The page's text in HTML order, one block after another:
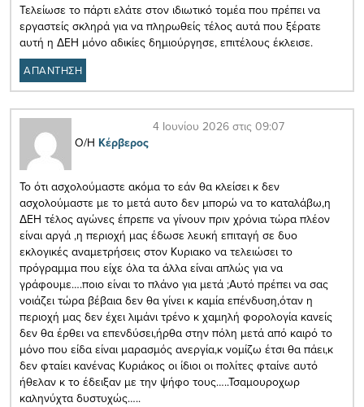
Τελείωσε το πάρτι ελάτε στον ιδιωτικό τομέα που πρέπει να
εργαστείς σκληρά για να πληρωθείς τέλος αυτά που ξέρατε
αυτή η ΔΕΗ μόνο αδικίες δημιούργησε, επιτέλους έκλεισε.
ΑΠΑΝΤΗΣΗ
Ο/Η Κέρβερος
4 Ιουνίου 2026 στις 09:07
Το ότι ασχολούμαστε ακόμα το εάν θα κλείσει κ δεν
ασχολούμαστε με το μετά αυτο δεν μπορώ να το καταλάβω,η
ΔΕΗ τέλος αγώνες έπρεπε να γίνουν πριν χρόνια τώρα πλέον
είναι αργά ,η περιοχή μας έδωσε λευκή επιταγή σε δυο
εκλογικές αναμετρήσεις στον Κυριακο να τελειώσει το
πρόγραμμα που είχε όλα τα άλλα είναι απλώς για να
γράφουμε….ποιο είναι το πλάνο για μετά ;Αυτό πρέπει να σας
νοιάζει τώρα βέβαια δεν θα γίνει κ καμία επένδυση,όταν η
περιοχή μας δεν έχει λιμάνι τρένο κ χαμηλή φορολογία κανείς
δεν θα έρθει να επενδύσει,ήρθα στην πόλη μετά από καιρό το
μόνο που είδα είναι μαρασμός ανεργία,κ νομίζω έτσι θα πάει,κ
δεν φταίει κανένας Κυριάκος οι ίδιοι οι πολίτες φταίνε αυτό
ήθελαν κ το έδειξαν με την ψήφο τους…..Τσαμουροχωρ
καληνύχτα δυστυχώς…..